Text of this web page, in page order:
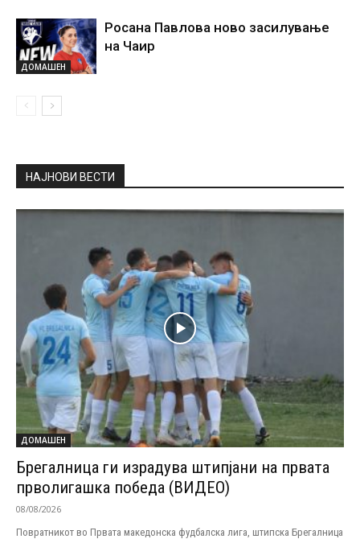
ДОМАШЕН
Росана Павлова ново засилување
на Чаир
НАЈНОВИ ВЕСТИ
ДОМАШЕН
Брегалница ги израдува штипјани на првата
прволигашка победа (ВИДЕО)
08/08/2026
Повратникот во Првата македонска фудбалска лига, штипска Брегалница